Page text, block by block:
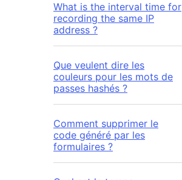
What is the interval time for
recording the same IP
address ?
Que veulent dire les
couleurs pour les mots de
passes hashés ?
Comment supprimer le
code généré par les
formulaires ?